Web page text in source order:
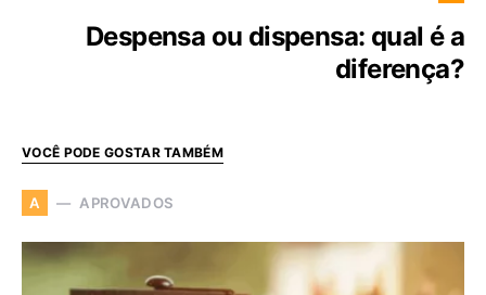
Despensa ou dispensa: qual é a
diferença?
VOCÊ PODE GOSTAR TAMBÉM
A APROVADOS